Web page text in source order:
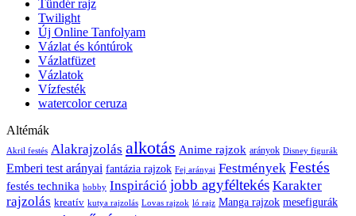
Tündér rajz
Twilight
Új Online Tanfolyam
Vázlat és kóntúrok
Vázlatfüzet
Vázlatok
Vízfesték
watercolor ceruza
Altémák
Akril festés Alakrajzolás alkotás Anime rajzok arányok Disney figurák
Emberi test arányai fantázia rajzok Fej arányai Festmények Festés
festés technika hobby Inspiráció jobb agyféltekés Karakter
rajzolás kreatív kutya rajzolás Lovas rajzok ló rajz Manga rajzok mesefigurák